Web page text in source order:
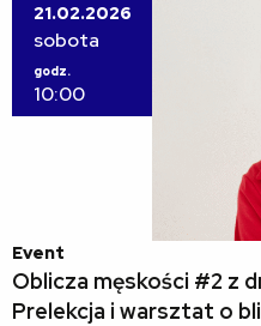
21.02.2026
sobota
godz.
10:00
Event
Oblicza męskości #2 z
Prelekcja i warsztat o